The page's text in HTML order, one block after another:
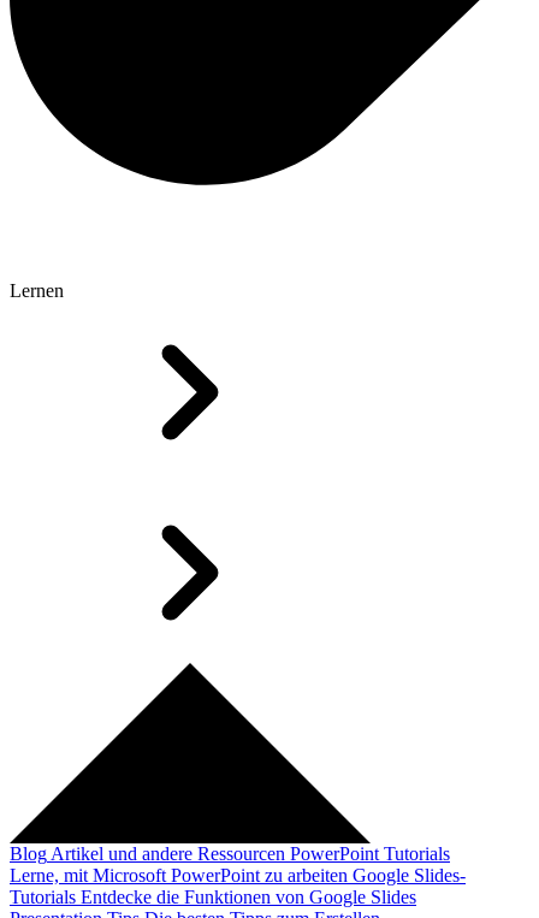
Lernen
Blog Artikel und andere Ressourcen PowerPoint Tutorials
Lerne, mit Microsoft PowerPoint zu arbeiten Google Slides-
Tutorials Entdecke die Funktionen von Google Slides